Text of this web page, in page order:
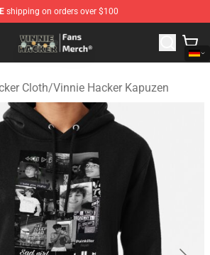
shipping on orders over $100
- Official Vinnie Hacker Merchandise
Cloth/Vinnie Hacker Kapuzen